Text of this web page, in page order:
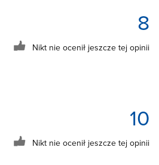
8
Nikt nie ocenił jeszcze tej opinii
10
Nikt nie ocenił jeszcze tej opinii